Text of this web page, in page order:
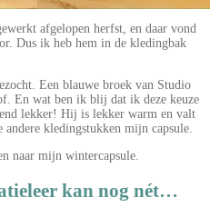
afgelopen herfst, en daar vond
Dus ik heb hem in de kledingbak
Een blauwe broek van Studio
En wat ben ik blij dat ik deze keuze
lekker! Hij is lekker warm en valt
kledingstukken mijn capsule.
naar mijn wintercapsule.
kan nog nét…